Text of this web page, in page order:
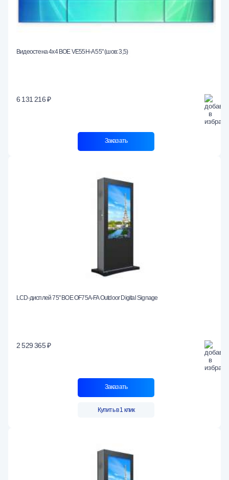
Видеостена 4x4 BOE VE55H-A 55" (шов: 3,5)
6 131 216 ₽
Заказать
LCD-дисплей 75" BOE OF75A-FA Outdoor Digital Signage
2 529 365 ₽
Заказать
Купить в 1 клик